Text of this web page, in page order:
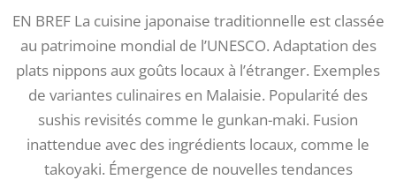
EN BREF La cuisine japonaise traditionnelle est classée
au patrimoine mondial de l’UNESCO. Adaptation des
plats nippons aux goûts locaux à l’étranger. Exemples
de variantes culinaires en Malaisie. Popularité des
sushis revisités comme le gunkan-maki. Fusion
inattendue avec des ingrédients locaux, comme le
takoyaki. Émergence de nouvelles tendances